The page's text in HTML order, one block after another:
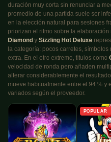
duración muy corta sin renunciar a
promedio de una partida suele ser
en la elección natural para sesiones
priorizan el ritmo sobre la
Diamond y Sizzling Hot Deluxe
la categoría: pocos carretes,
extra. En el otro extremo, títulos como
velocidad de ronda pero añaden
alterar considerablemente el
mueve habitualmente entre el 94 % y
variados según el proveedor.
POPULAR